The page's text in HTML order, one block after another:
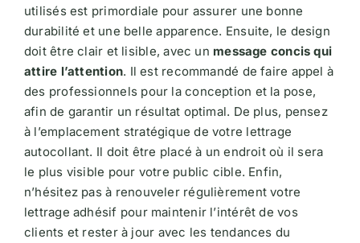
utilisés est primordiale pour assurer une bonne
durabilité et une belle apparence. Ensuite, le design
doit être clair et lisible, avec un message concis qui
attire l’attention. Il est recommandé de faire appel à
des professionnels pour la conception et la pose,
afin de garantir un résultat optimal. De plus, pensez
à l’emplacement stratégique de votre lettrage
autocollant. Il doit être placé à un endroit où il sera
le plus visible pour votre public cible. Enfin,
n’hésitez pas à renouveler régulièrement votre
lettrage adhésif pour maintenir l’intérêt de vos
clients et rester à jour avec les tendances du